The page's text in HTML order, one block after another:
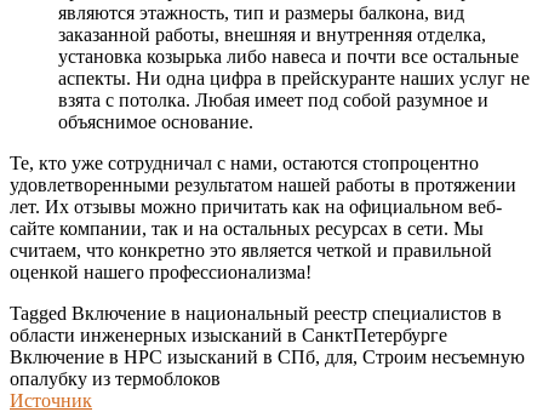
являются этажность, тип и размеры балкона, вид
заказанной работы, внешняя и внутренняя отделка,
установка козырька либо навеса и почти все остальные
аспекты. Ни одна цифра в прейскуранте наших услуг не
взята с потолка. Любая имеет под собой разумное и
объяснимое основание.
Те, кто уже сотрудничал с нами, остаются стопроцентно
удовлетворенными результатом нашей работы в протяжении
лет. Их отзывы можно причитать как на официальном веб-
сайте компании, так и на остальных ресурсах в сети. Мы
считаем, что конкретно это является четкой и правильной
оценкой нашего профессионализма!
Tagged Включение в национальный реестр специалистов в
области инженерных изысканий в СанктПетербурге
Включение в НРС изысканий в СПб, для, Строим несъемную
опалубку из термоблоков
Источник